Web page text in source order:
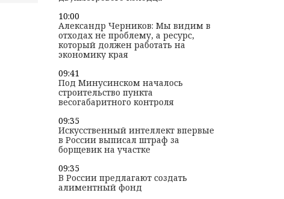
10:00
Александр Черников: Мы видим в
отходах не проблему, а ресурс,
который должен работать на
экономику края
09:41
Под Минусинском началось
строительство пункта
весогабаритного контроля
09:35
Искусственный интеллект впервые
в России выписал штраф за
борщевик на участке
09:35
В России предлагают создать
алиментный фонд